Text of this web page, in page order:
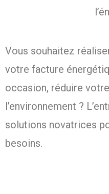
Vous souhaitez
votre facture
occasion, réduire
l’environnement ?
solutions novatrices
besoins.